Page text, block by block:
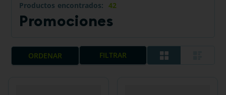
42
Productos
Promociones
FILTRAR